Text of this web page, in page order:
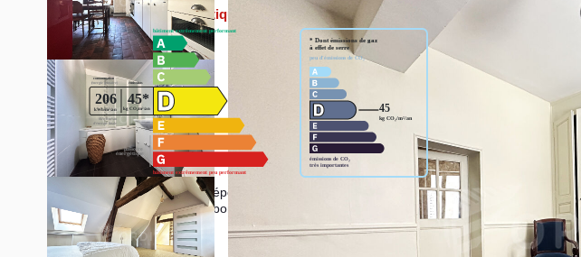
Diagnostics énergétiques
Montant estimé des dépenses annuelles d'énergie pour un usage standard entre
2021,2022 et 2023 (abonnement compris).